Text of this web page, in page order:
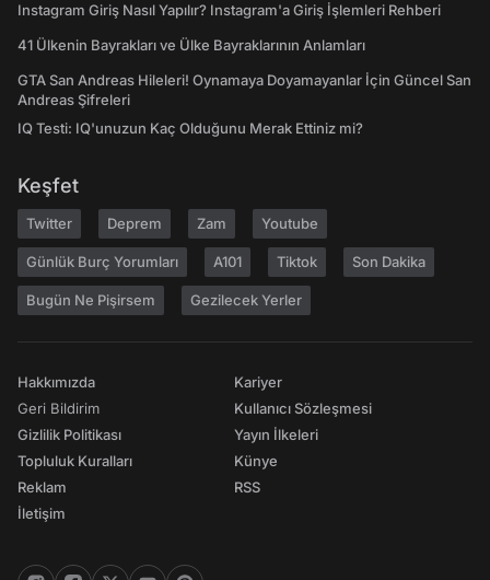
Instagram Giriş Nasıl Yapılır? Instagram'a Giriş İşlemleri Rehberi
41 Ülkenin Bayrakları ve Ülke Bayraklarının Anlamları
GTA San Andreas Hileleri! Oynamaya Doyamayanlar İçin Güncel San
Andreas Şifreleri
IQ Testi: IQ'unuzun Kaç Olduğunu Merak Ettiniz mi?
Keşfet
Twitter Deprem Zam Youtube
Günlük Burç Yorumları A101 Tiktok Son Dakika
Bugün Ne Pişirsem Gezilecek Yerler
Hakkımızda
Geri Bildirim
Gizlilik Politikası
Topluluk Kuralları
Reklam
İletişim
Kariyer
Kullanıcı Sözleşmesi
Yayın İlkeleri
Künye
RSS